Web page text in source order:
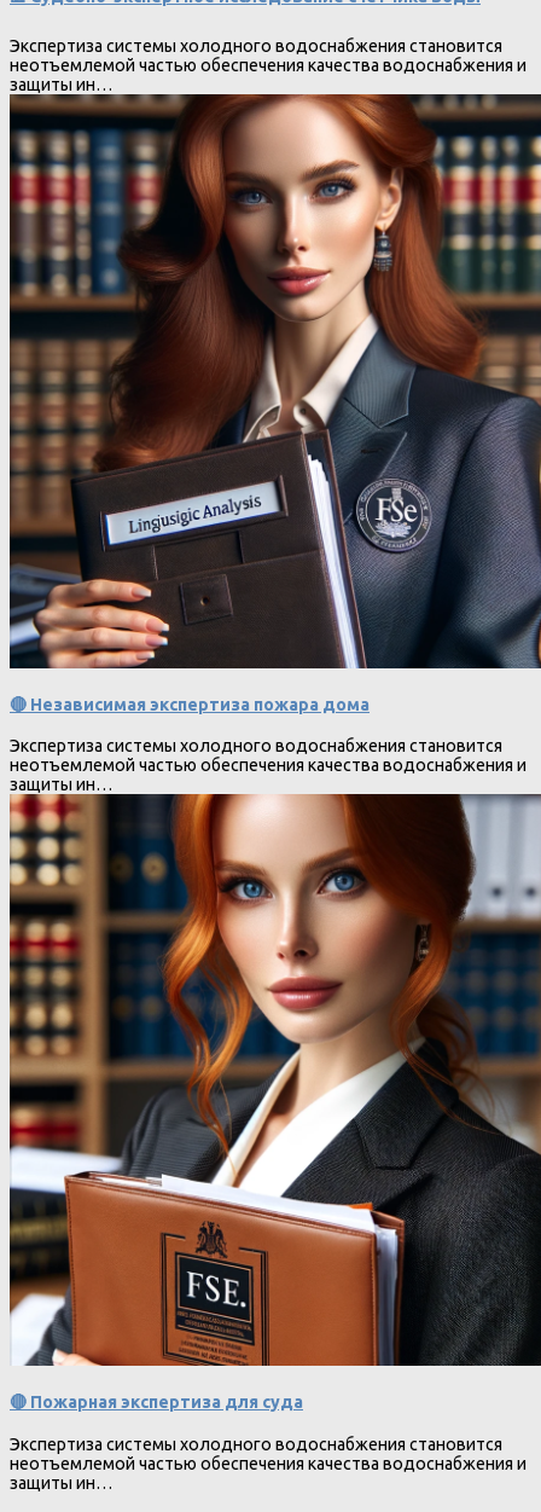
Экспертиза системы холодного водоснабжения становится
неотъемлемой частью обеспечения качества водоснабжения и
защиты ин…
🔴 Независимая экспертиза пожара дома
Экспертиза системы холодного водоснабжения становится
неотъемлемой частью обеспечения качества водоснабжения и
защиты ин…
🔴 Пожарная экспертиза для суда
Экспертиза системы холодного водоснабжения становится
неотъемлемой частью обеспечения качества водоснабжения и
защиты ин…